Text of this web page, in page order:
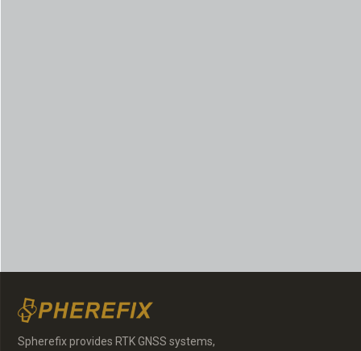
Spherefix provides RTK GNSS systems,